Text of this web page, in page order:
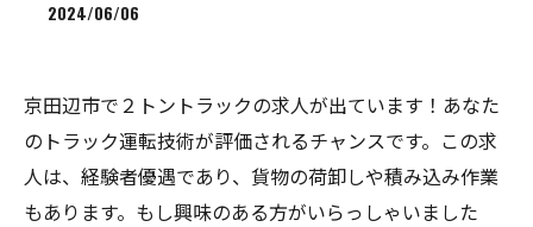
2024/06/06
京田辺市で２トントラックの求人が出ています！あなた
のトラック運転技術が評価されるチャンスです。この求
人は、経験者優遇であり、貨物の荷卸しや積み込み作業
もあります。もし興味のある方がいらっしゃいました